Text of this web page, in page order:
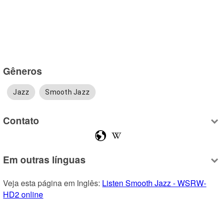
Gêneros
Jazz Smooth Jazz
Contato
Em outras línguas
Veja esta página em Inglês: Listen Smooth Jazz - WSRW-
HD2 online